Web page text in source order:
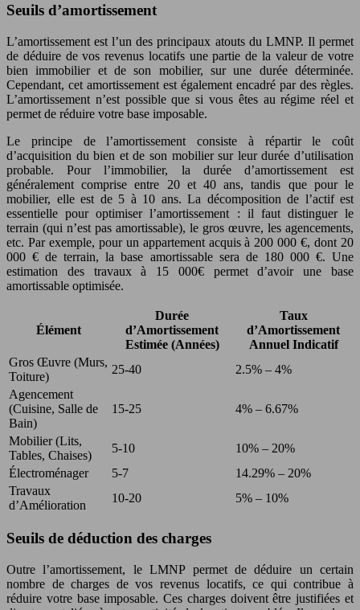
Seuils d’amortissement
L’amortissement est l’un des principaux atouts du LMNP. Il permet
de déduire de vos revenus locatifs une partie de la valeur de votre
bien immobilier et de son mobilier, sur une durée déterminée.
Cependant, cet amortissement est également encadré par des règles.
L’amortissement n’est possible que si vous êtes au régime réel et
permet de réduire votre base imposable.
Le principe de l’amortissement consiste à répartir le coût
d’acquisition du bien et de son mobilier sur leur durée d’utilisation
probable. Pour l’immobilier, la durée d’amortissement est
généralement comprise entre 20 et 40 ans, tandis que pour le
mobilier, elle est de 5 à 10 ans. La décomposition de l’actif est
essentielle pour optimiser l’amortissement : il faut distinguer le
terrain (qui n’est pas amortissable), le gros œuvre, les agencements,
etc. Par exemple, pour un appartement acquis à 200 000 €, dont 20
000 € de terrain, la base amortissable sera de 180 000 €. Une
estimation des travaux à 15 000€ permet d’avoir une base
amortissable optimisée.
Élément
Durée
d’Amortissement
Estimée (Années)
Taux
d’Amortissement
Annuel Indicatif
Gros Œuvre (Murs,
Toiture)
25-40
2.5% – 4%
Agencement
(Cuisine, Salle de
Bain)
15-25 4% – 6.67%
Mobilier (Lits,
Tables, Chaises)
5-10
10% – 20%
Électroménager
5-7
14.29% – 20%
Travaux
d’Amélioration
10-20 5% – 10%
Seuils de déduction des charges
Outre l’amortissement, le LMNP permet de déduire un certain
nombre de charges de vos revenus locatifs, ce qui contribue à
réduire votre base imposable. Ces charges doivent être justifiées et